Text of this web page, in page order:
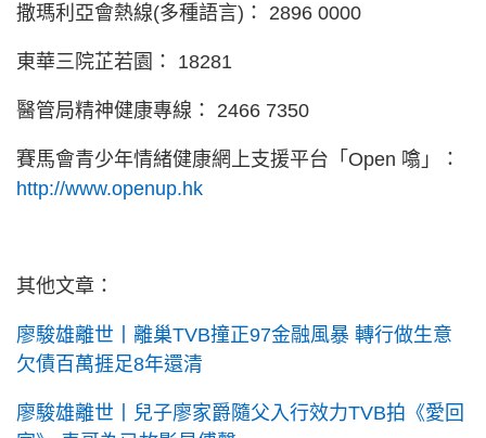
撒瑪利亞會熱線(多種語言)： 2896 0000
東華三院芷若園： 18281
醫管局精神健康專線： 2466 7350
賽馬會青少年情緒健康網上支援平台「Open 噏」：
http://www.openup.hk
其他文章：
廖駿雄離世丨離巢TVB撞正97金融風暴 轉行做生意
欠債百萬捱足8年還清
廖駿雄離世丨兒子廖家爵隨父入行效力TVB拍《愛回